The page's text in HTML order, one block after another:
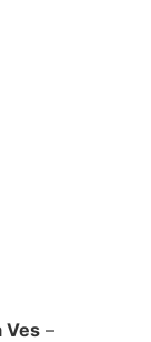
Ves –